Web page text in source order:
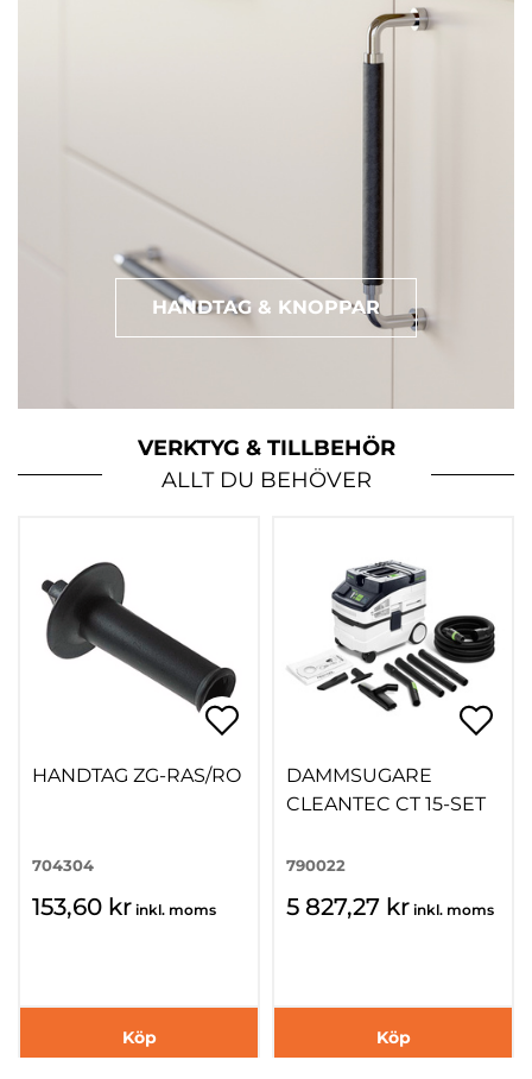
HANDTAG & KNOPPAR
VERKTYG & TILLBEHÖR
ALLT DU BEHÖVER
HANDTAG ZG-RAS/RO
704304
153,60 kr inkl. moms
Köp
DAMMSUGARE
CLEANTEC CT 15-SET
790022
5 827,27 kr inkl. moms
Köp